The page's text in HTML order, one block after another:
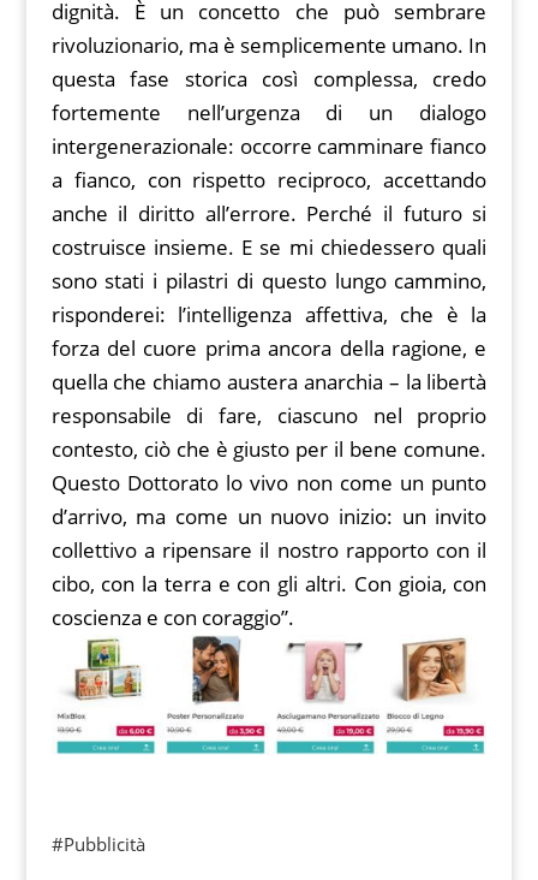
dignità. È un concetto che può sembrare
rivoluzionario, ma è semplicemente umano. In
questa fase storica così complessa, credo
fortemente nell’urgenza di un dialogo
intergenerazionale: occorre camminare fianco
a fianco, con rispetto reciproco, accettando
anche il diritto all’errore. Perché il futuro si
costruisce insieme. E se mi chiedessero quali
sono stati i pilastri di questo lungo cammino,
risponderei: l’intelligenza affettiva, che è la
forza del cuore prima ancora della ragione, e
quella che chiamo austera anarchia – la libertà
responsabile di fare, ciascuno nel proprio
contesto, ciò che è giusto per il bene comune.
Questo Dottorato lo vivo non come un punto
d’arrivo, ma come un nuovo inizio: un invito
collettivo a ripensare il nostro rapporto con il
cibo, con la terra e con gli altri. Con gioia, con
coscienza e con coraggio”.
#Pubblicità